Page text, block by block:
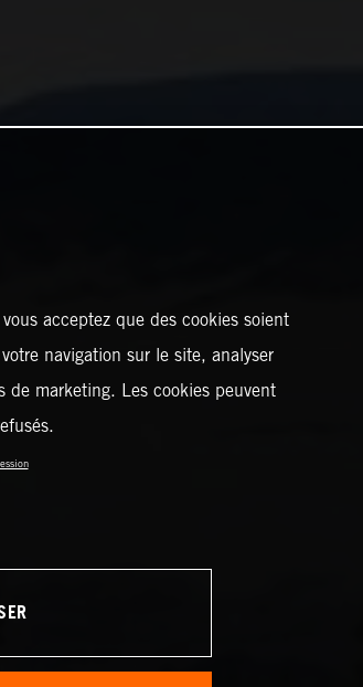
acceptez que des cookies soient
navigation sur le site, analyser
marketing. Les cookies peuvent